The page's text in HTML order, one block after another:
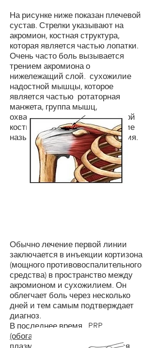
На рисунке ниже показан плечевой
сустав. Стрелки указывают на
акромион, костная структура,
которая является частью лопатки.
Очень часто боль вызывается
трением акромиона о
нижележащий слой. сухожилие
надостной мышцы, которое
является частью ротаторная
манжета, группа мышц,
охватывающая головку плечевой
кости с трех сторон. Это явление
называется синдром соударения.
Обычно лечение первой линии
заключается в инъекции кортизона
(мощного противовоспалительного
средства) в пространство между
акромионом и сухожилием. Он
облегчает боль через несколько
дней и тем самым подтверждает
диагноз.
В последнее время, PRP
(обогащенная тромбоцитами
плазма)
все чаще используется